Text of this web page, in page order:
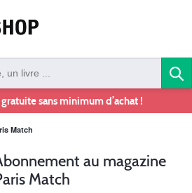
sans minimum d’achat !
Match
au magazine
Match